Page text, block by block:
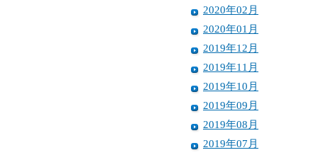
2020年02月
2020年01月
2019年12月
2019年11月
2019年10月
2019年09月
2019年08月
2019年07月